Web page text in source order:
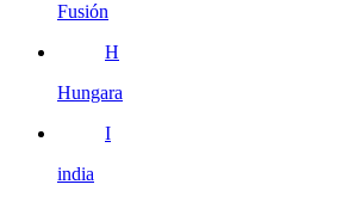
Fusión
H
Hungara
I
india